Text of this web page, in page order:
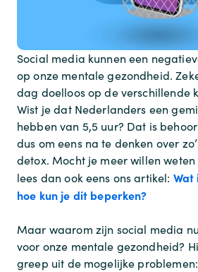
Social media kunnen een
op onze mentale gezondheid.
dag doelloos op de verschillende
Wist je dat Nederlanders een
hebben van 5,5 uur? Dat is
dus om eens na te denken over
detox. Mocht je meer willen
lees dan ook eens ons artikel: Wat
hoe kun je dit beperken?
Maar waarom zijn social media
voor onze mentale gezondheid?
greep uit de mogelijke problemen: